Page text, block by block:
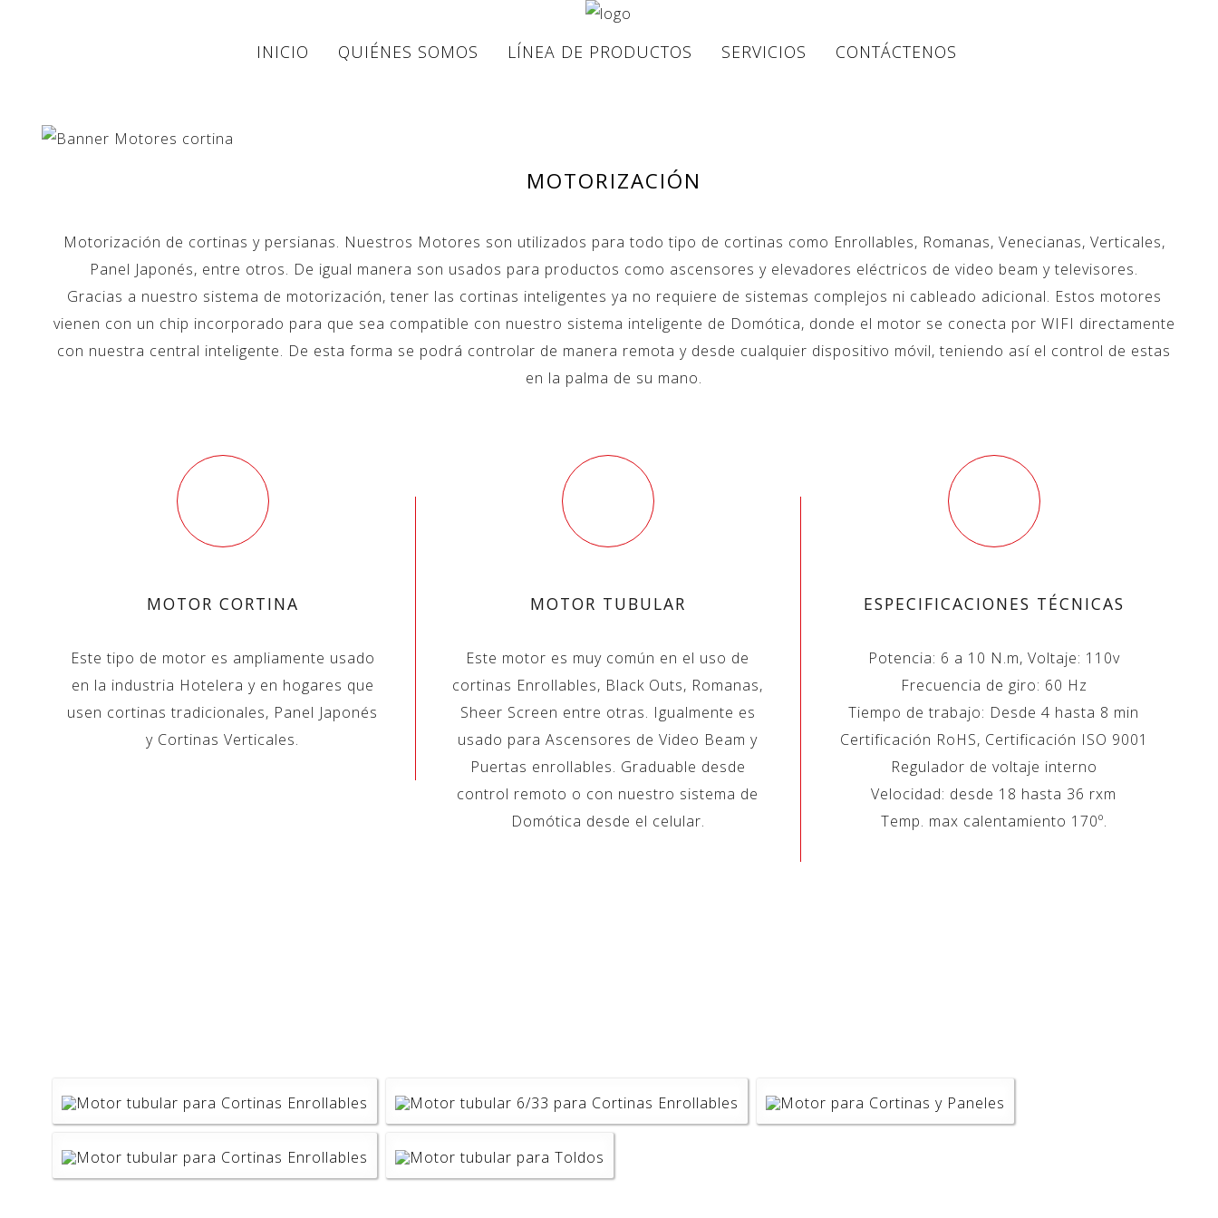
INICIO QUIÉNES SOMOS LÍNEA DE PRODUCTOS SERVICIOS CONTÁCTENOS
MOTORIZACIÓN
Motorización de cortinas y persianas. Nuestros Motores son utilizados para todo tipo de cortinas como Enrollables, Romanas, Venecianas, Verticales,
Panel Japonés, entre otros. De igual manera son usados para productos como ascensores y elevadores eléctricos de video beam y televisores.
Gracias a nuestro sistema de motorización, tener las cortinas inteligentes ya no requiere de sistemas complejos ni cableado adicional. Estos motores
vienen con un chip incorporado para que sea compatible con nuestro sistema inteligente de Domótica, donde el motor se conecta por WIFI directamente
con nuestra central inteligente. De esta forma se podrá controlar de manera remota y desde cualquier dispositivo móvil, teniendo así el control de estas
en la palma de su mano.
MOTOR CORTINA
Este tipo de motor es ampliamente usado
en la industria Hotelera y en hogares que
usen cortinas tradicionales, Panel Japonés
y Cortinas Verticales.
MOTOR TUBULAR
Este motor es muy común en el uso de
cortinas Enrollables, Black Outs, Romanas,
Sheer Screen entre otras. Igualmente es
usado para Ascensores de Video Beam y
Puertas enrollables. Graduable desde
control remoto o con nuestro sistema de
Domótica desde el celular.
ESPECIFICACIONES TÉCNICAS
Potencia: 6 a 10 N.m, Voltaje: 110v
Frecuencia de giro: 60 Hz
Tiempo de trabajo: Desde 4 hasta 8 min
Certificación RoHS, Certificación ISO 9001
Regulador de voltaje interno
Velocidad: desde 18 hasta 36 rxm
Temp. max calentamiento 170º.